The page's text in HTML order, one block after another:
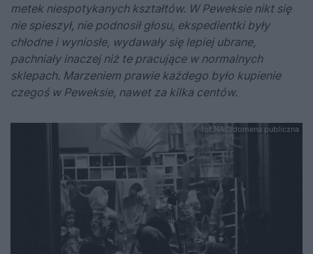
metek niespotykanych kształtów. W Peweksie nikt się
nie spieszył, nie podnosił głosu, ekspedientki były
chłodne i wyniosłe, wydawały się lepiej ubrane,
pachniały inaczej niż te pracujące w normalnych
sklepach. Marzeniem prawie każdego było kupienie
czegoś w Peweksie, nawet za kilka centów.
fot.NAC/domena publiczna